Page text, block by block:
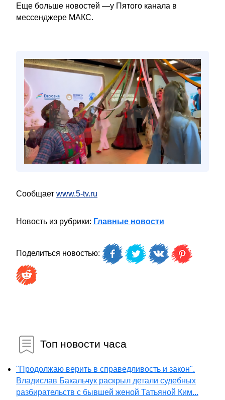
Еще больше новостей —у Пятого канала в
мессенджере МАКС.
Сообщает www.5-tv.ru
Новость из рубрики: Главные новости
Поделиться новостью:
Топ новости часа
"Продолжаю верить в справедливость и закон".
Владислав Бакальчук раскрыл детали судебных
разбирательств с бывшей женой Татьяной Ким...